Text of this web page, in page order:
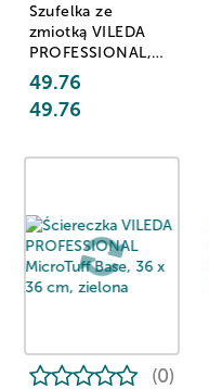
Szufelka ze
zmiotką VILEDA
PROFESSIONAL,
szaro-niebieska
49.76
49.76
(0)